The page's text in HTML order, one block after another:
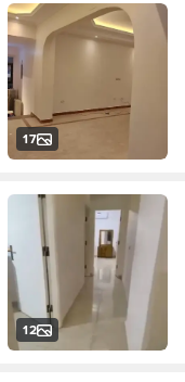
17
12